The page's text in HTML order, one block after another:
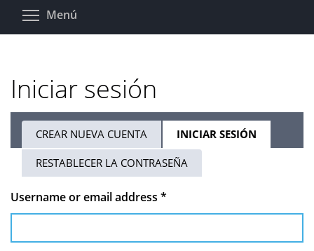
Pasar
Menú
Iniciar sesión
Solapas
principales
CREAR NUEVA CUENTA INICIAR SESIÓN
ACTIVA)
RESTABLECER LA CONTRASEÑA
Username or email address *